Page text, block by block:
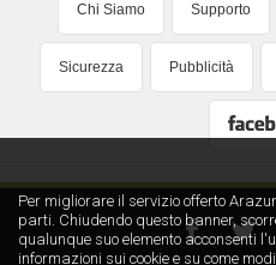
Chi Siamo Supporto
Sicurezza Pubblicità
Per migliorare il servizio offerto
parti. Chiudendo questo banner,
qualunque suo elemento acconsenti
informazioni sui cookie e su come